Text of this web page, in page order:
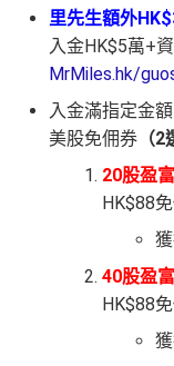
里先生額外
入金HK$5萬+
MrMiles.hk/
入金滿指定金
美股免佣券 （2
20股盈
HK$88
40股盈
HK$88